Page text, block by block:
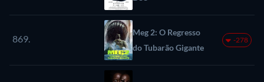
869.
Meg 2: O Regresso
do Tubarão Gigante
-278